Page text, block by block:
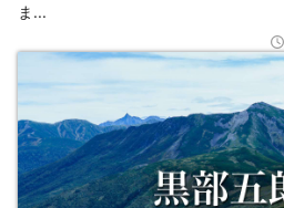
ま ...